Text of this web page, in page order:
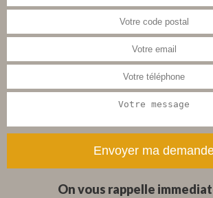
On vous rappelle
restauration de
tapis et objets